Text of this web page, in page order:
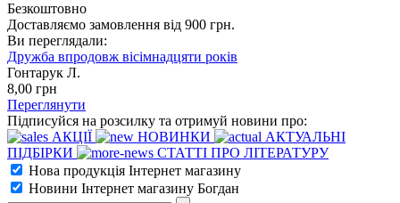
Безкоштовно
Доставляємо замовлення від 900 грн.
Ви переглядали:
Дружба впродовж вісімнадцяти років
Гонтарук Л.
8,00 грн
Переглянути
Підписуйся на розсилку та отримуй новини про:
АКЦІЇ
НОВИНКИ
АКТУАЛЬНІ
ПІДБІРКИ
СТАТТІ ПРО ЛІТЕРАТУРУ
Нова продукція Інтернет магазину
Новини Інтернет магазину Богдан